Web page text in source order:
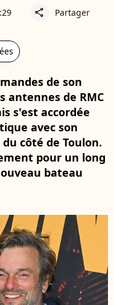
share Partager
de son
antennes de RMC
s'est accordée
avec son
côté de Toulon.
pour un long
bateau